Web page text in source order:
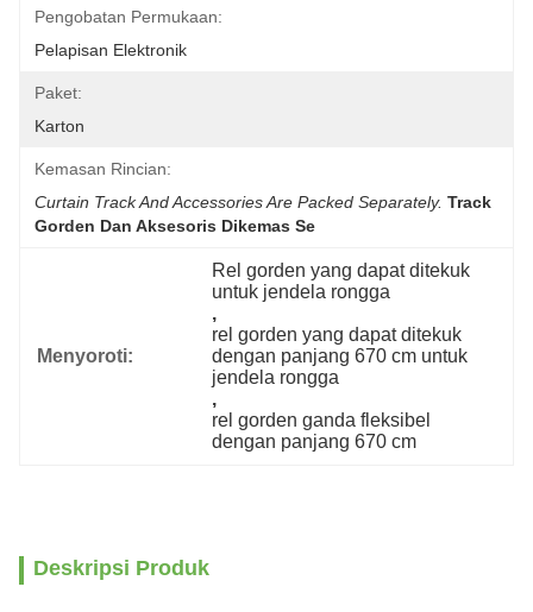
Pengobatan Permukaan:
Pelapisan Elektronik
Paket:
Karton
Kemasan Rincian:
Curtain Track And Accessories Are Packed Separately. Track
Gorden Dan Aksesoris Dikemas Se
Menyoroti:
Rel gorden yang dapat ditekuk
untuk jendela rongga
,
rel gorden yang dapat ditekuk
dengan panjang 670 cm untuk
jendela rongga
,
rel gorden ganda fleksibel
dengan panjang 670 cm
Deskripsi Produk